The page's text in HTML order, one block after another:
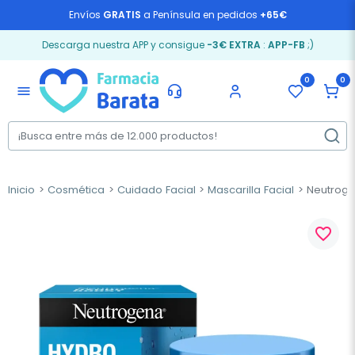
Envíos GRATIS a Península en pedidos +65€
Descarga nuestra APP y consigue -3€ EXTRA: APP-FB ;)
menu
0 0
Inicio Cosmética Cuidado Facial Mascarilla Facial
favorite_border